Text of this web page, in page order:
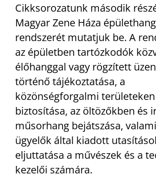
Cikksorozatunk második
Magyar Zene Háza
rendszerét mutatjuk be. A
az épületben tartózkodók
élőhanggal vagy rögzített
történő tájékoztatása, a
közönségforgalmi
biztosítása, az öltözőkben és
műsorhang bejátszása,
ügyelők által kiadott
eljuttatása a művészek és a
kezelői számára.